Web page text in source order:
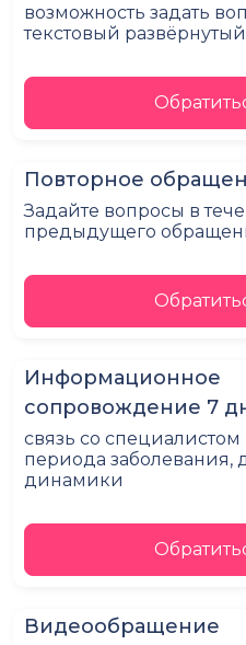
возможность задать
текстовый развёрнутый
Повторное
Задайте вопросы в
предыдущего
Информационное
сопровождение 7
связь со специалистом
периода заболевания,
динамики
Видеообращение